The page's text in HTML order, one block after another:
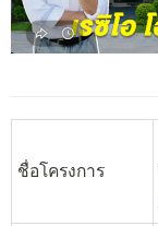
ชื่อโครงการ